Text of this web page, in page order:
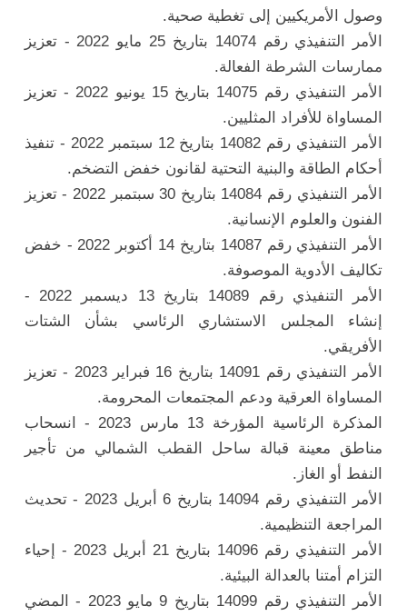
وصول الأمريكيين إلى تغطية صحية.
الأمر التنفيذي رقم 14074 بتاريخ 25 مايو 2022 - تعزيز
ممارسات الشرطة الفعالة.
الأمر التنفيذي رقم 14075 بتاريخ 15 يونيو 2022 - تعزيز
المساواة للأفراد المثليين.
الأمر التنفيذي رقم 14082 بتاريخ 12 سبتمبر 2022 - تنفيذ
أحكام الطاقة والبنية التحتية لقانون خفض التضخم.
الأمر التنفيذي رقم 14084 بتاريخ 30 سبتمبر 2022 - تعزيز
الفنون والعلوم الإنسانية.
الأمر التنفيذي رقم 14087 بتاريخ 14 أكتوبر 2022 - خفض
تكاليف الأدوية الموصوفة.
الأمر التنفيذي رقم 14089 بتاريخ 13 ديسمبر 2022 -
إنشاء المجلس الاستشاري الرئاسي بشأن الشتات
الأفريقي.
الأمر التنفيذي رقم 14091 بتاريخ 16 فبراير 2023 - تعزيز
المساواة العرقية ودعم المجتمعات المحرومة.
المذكرة الرئاسية المؤرخة 13 مارس 2023 - انسحاب
مناطق معينة قبالة ساحل القطب الشمالي من تأجير
النفط أو الغاز.
الأمر التنفيذي رقم 14094 بتاريخ 6 أبريل 2023 - تحديث
المراجعة التنظيمية.
الأمر التنفيذي رقم 14096 بتاريخ 21 أبريل 2023 - إحياء
التزام أمتنا بالعدالة البيئية.
الأمر التنفيذي رقم 14099 بتاريخ 9 مايو 2023 - المضي